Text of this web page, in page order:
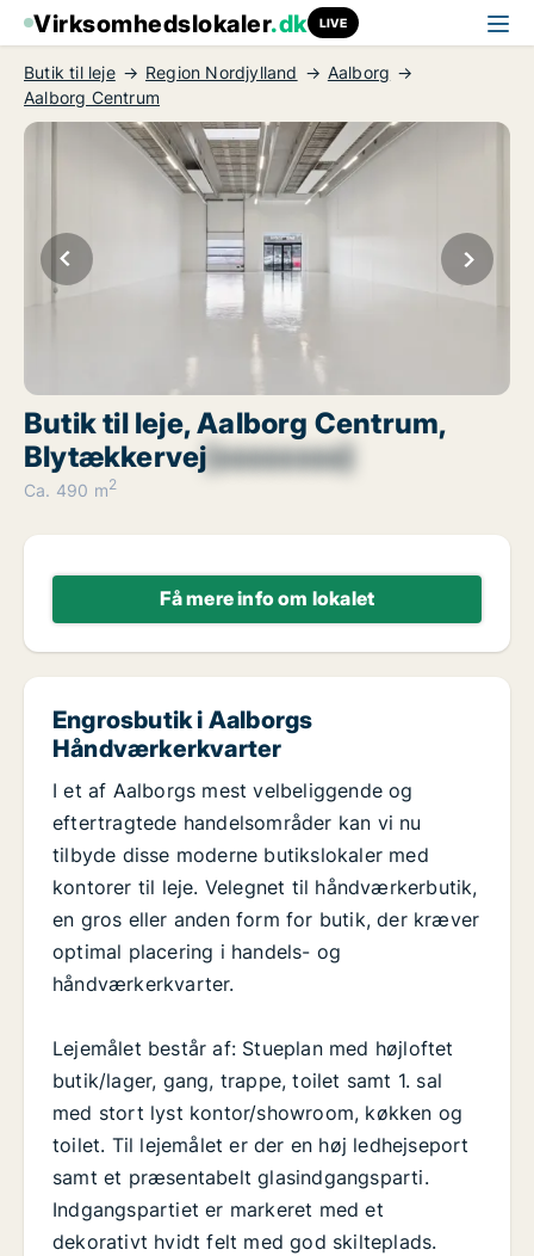
Virksomhedslokaler.dk LIVE
Butik til leje Region Nordjylland
Aalborg
Aalborg Centrum
Butik til leje, Aalborg Centrum,
Blytækkervej[xxxxxxxx]
Ca. 490 m2
Få mere info om lokalet
Engrosbutik i Aalborgs
Håndværkerkvarter
I et af Aalborgs mest velbeliggende og
eftertragtede handelsområder kan vi nu
tilbyde disse moderne butikslokaler med
kontorer til leje. Velegnet til håndværkerbutik,
en gros eller anden form for butik, der kræver
optimal placering i handels- og
håndværkerkvarter.
Lejemålet består af: Stueplan med højloftet
butik/lager, gang, trappe, toilet samt 1. sal
med stort lyst kontor/showroom, køkken og
toilet. Til lejemålet er der en høj ledhejseport
samt et præsentabelt glasindgangsparti.
Indgangspartiet er markeret med et
dekorativt hvidt felt med god skilteplads.